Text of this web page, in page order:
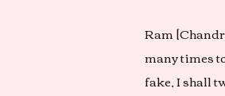
Ram
many times
fake, I shall